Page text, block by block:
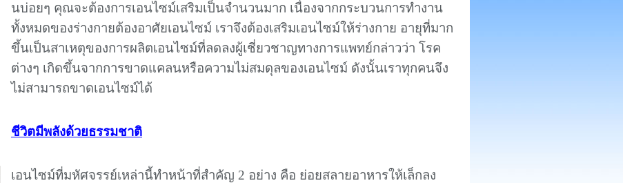
นบ่อยๆ คุณจะต้องการเอนไซม์เสริมเป็นจำนวนมาก เนื่องจากกระบวนการทำงาน
ทั้งหมดของร่างกายต้องอาศัยเอนไซม์ เราจึงต้องเสริมเอนไซม์ให้ร่างกาย อายุที่มาก
ขึ้นเป็นสาเหตุของการผลิตเอนไซม์ที่ลดลงผู้เชี่ยวชาญทางการแพทย์กล่าวว่า โรค
ต่างๆ เกิดขึ้นจากการขาดแคลนหรือความไม่สมดุลของเอนไซม์ ดังนั้นเราทุกคนจึง
ไม่สามารถขาดเอนไซม์ได้
ชีวิตมีพลังด้วยธรรมชาติ
เอนไซม์ที่มหัศจรรย์เหล่านี้ทำหน้าที่สำคัญ 2 อย่าง คือ ย่อยสลายอาหารให้เล็กลง